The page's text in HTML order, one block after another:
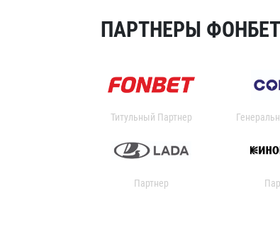
ПАРТНЕРЫ
Титульный Партнер
Партнер